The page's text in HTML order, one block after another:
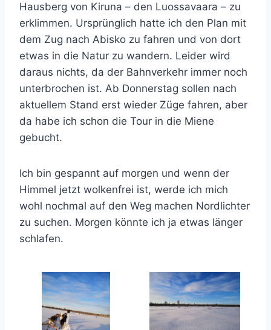
Hausberg von Kiruna – den Luossavaara – zu
erklimmen. Ursprünglich hatte ich den Plan mit
dem Zug nach Abisko zu fahren und von dort
etwas in die Natur zu wandern. Leider wird
daraus nichts, da der Bahnverkehr immer noch
unterbrochen ist. Ab Donnerstag sollen nach
aktuellem Stand erst wieder Züge fahren, aber
da habe ich schon die Tour in die Miene
gebucht.
Ich bin gespannt auf morgen und wenn der
Himmel jetzt wolkenfrei ist, werde ich mich
wohl nochmal auf den Weg machen Nordlichter
zu suchen. Morgen könnte ich ja etwas länger
schlafen.